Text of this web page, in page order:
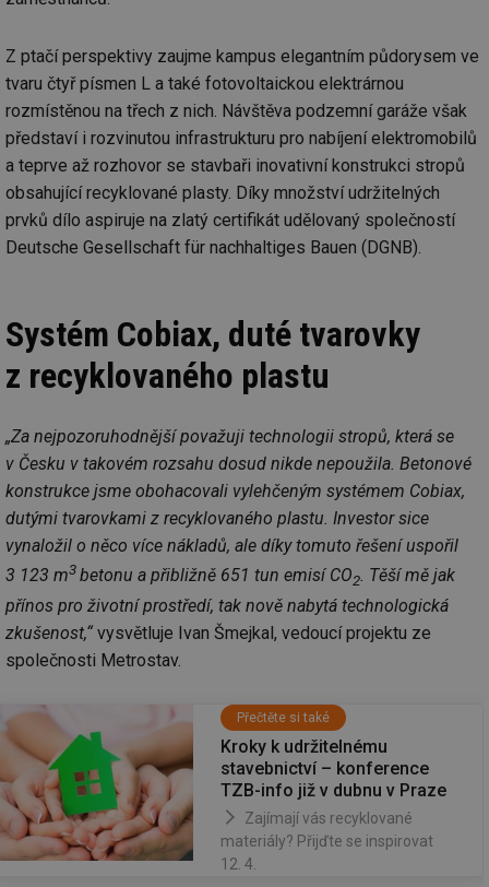
Z ptačí perspektivy zaujme kampus elegantním půdorysem ve
tvaru čtyř písmen L a také fotovoltaickou elektrárnou
rozmístěnou na třech z nich. Návštěva podzemní garáže však
představí i rozvinutou infrastrukturu pro nabíjení elektromobilů
a teprve až rozhovor se stavbaři inovativní konstrukci stropů
obsahující recyklované plasty. Díky množství udržitelných
prvků dílo aspiruje na zlatý certifikát udělovaný společností
Deutsche Gesellschaft für nachhaltiges Bauen (DGNB).
Systém Cobiax, duté tvarovky
z recyklovaného plastu
„Za nejpozoruhodnější považuji technologii stropů, která se
v Česku v takovém rozsahu dosud nikde nepoužila. Betonové
konstrukce jsme obohacovali vylehčeným systémem Cobiax,
dutými tvarovkami z recyklovaného plastu. Investor sice
vynaložil o něco více nákladů, ale díky tomuto řešení uspořil
3 123 m3 betonu a přibližně 651 tun emisí CO2. Těší mě jak
přínos pro životní prostředí, tak nově nabytá technologická
zkušenost,“vysvětluje Ivan Šmejkal, vedoucí projektu ze
společnosti Metrostav.
Přečtěte si také
Kroky k udržitelnému
stavebnictví – konference
TZB-info již v dubnu v Praze
Zajímají vás recyklované
materiály? Přijďte se inspirovat
12. 4.